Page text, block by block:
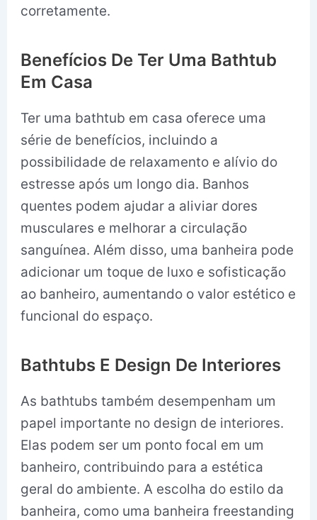
corretamente.
Benefícios De Ter Uma Bathtub
Em Casa
Ter uma bathtub em casa oferece uma
série de benefícios, incluindo a
possibilidade de relaxamento e alívio do
estresse após um longo dia. Banhos
quentes podem ajudar a aliviar dores
musculares e melhorar a circulação
sanguínea. Além disso, uma banheira pode
adicionar um toque de luxo e sofisticação
ao banheiro, aumentando o valor estético e
funcional do espaço.
Bathtubs E Design De Interiores
As bathtubs também desempenham um
papel importante no design de interiores.
Elas podem ser um ponto focal em um
banheiro, contribuindo para a estética
geral do ambiente. A escolha do estilo da
banheira, como uma banheira freestanding